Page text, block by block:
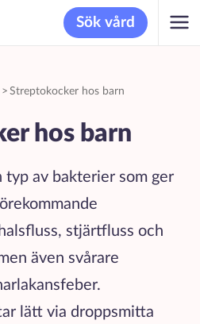
Sök vård
Streptokocker hos barn
hos barn
typ av bakterier som ger
stjärtfluss och
även svårare
lätt via droppsmitta